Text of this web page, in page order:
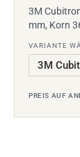
3M
mm, Korn
VARIANTE
PREIS AUF